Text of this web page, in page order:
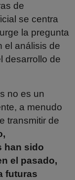
de
se centra
la pregunta
el análisis de
desarrollo de
no es un
a menudo
transmitir de
han sido
el pasado,
futuras